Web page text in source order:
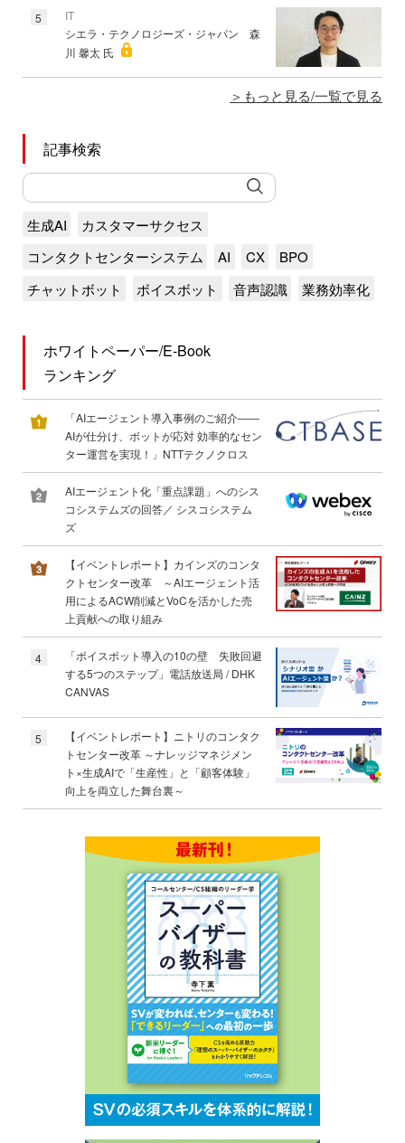
5
IT
シエラ・テクノロジーズ・ジャパン 森
川 馨太 氏
もっと見る/一覧で見る
記事検索
生成AI
カスタマーサクセス
コンタクトセンターシステム
AI CX
BPO
チャットボット
ボイスボット 音声認識 業務効率化
ホワイトペーパー/E-Book
ランキング
「AIエージェント導入事例のご紹介――
AIが仕分け、ボットが応対 効率的なセン
ター運営を実現！」NTTテクノクロス
AIエージェント化「重点課題」へのシス
コシステムズの回答／ シスコシステム
ズ
【イベントレポート】カインズのコンタ
クトセンター改革 ～AIエージェント活
用によるACW削減とVoCを活かした売
上貢献への取り組み
4
「ボイスボット導入の10の壁 失敗回避
する5つのステップ」電話放送局 / DHK
CANVAS
5
【イベントレポート】ニトリのコンタク
トセンター改革 ～ナレッジマネジメン
ト×生成AIで「生産性」と「顧客体験」
向上を両立した舞台裏～